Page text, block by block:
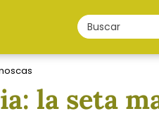
la seta